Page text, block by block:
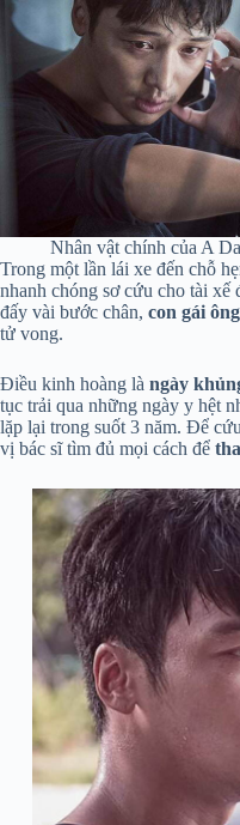
Nhân vật chính của A
Trong một lần lái xe đến chỗ
nhanh chóng sơ cứu cho tài xế
đấy vài bước chân, con gái ông
tử vong.
Điều kinh hoàng là ngày
tục trải qua những ngày y hệt
lặp lại trong suốt 3 năm. Để
vị bác sĩ tìm đủ mọi cách để